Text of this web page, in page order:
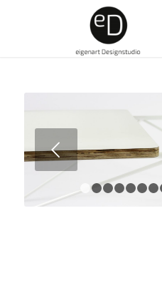
Weiter
1